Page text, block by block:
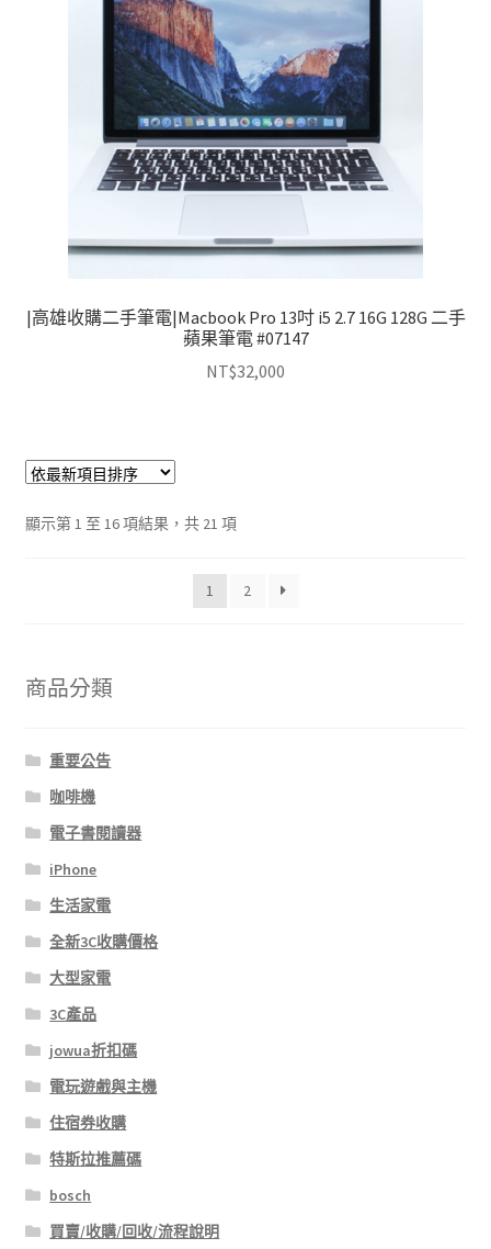
|高雄收購二手筆電|Macbook Pro 13吋 i5 2.7 16G 128G 二手
蘋果筆電 #07147
NT$32,000
顯示第 1 至 16 項結果，共 21 項依
項
1 2
商品分類
重要公告
咖啡機
電子書閱讀器
iPhone
生活家電
全新3C收購價格
大型家電
3C產品
jowua折扣碼
電玩遊戲與主機
住宿券收購
特斯拉推薦碼
bosch
買賣/收購/回收/流程說明